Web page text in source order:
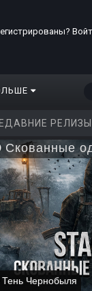
РЕЛИЗЫ
Скованные
Тень Чернобыля